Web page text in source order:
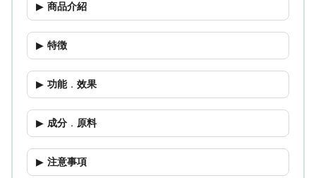
商品介紹
特徴
功能． 效果
成分 ． 原料
注意事項